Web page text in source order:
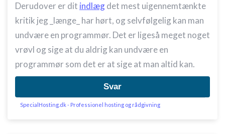
Derudover er dit indlægdet mest uigennemtænkte
kritik jeg _længe_ har hørt, og selvfølgelig kan man
undvære en programmør. Det er ligeså meget noget
vrøvl og sige at du aldrig kan undvære en
programmør som det er at sige at man altid kan.
Svar
SpecialHosting.dk - Professionel hosting og rådgivning